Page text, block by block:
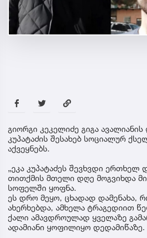
გიორგი კეკელიძე გიგა
კუპატაძის შესახებ სოციალურ
აქვეყნებს.
„ეკა კუპატაძეს შევხვდი ერთხელ
თითქმის მთელი დღე მოგვიხდა
სოფელში ყოფნა.
ეს დრო მეყო, ცხადად დამენახა,
ახერხებდა, ამხელა ტრაგედიით
ქალი ამავდროულად ყველაზე
ადამიანი ყოფილიყო დედამიწაზე.